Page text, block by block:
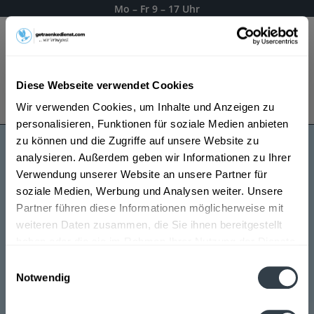
Diese Webseite verwendet Cookies
Wir verwenden Cookies, um Inhalte und Anzeigen zu
personalisieren, Funktionen für soziale Medien anbieten
zu können und die Zugriffe auf unsere Website zu
analysieren. Außerdem geben wir Informationen zu Ihrer
Verwendung unserer Website an unsere Partner für
soziale Medien, Werbung und Analysen weiter. Unsere
Partner führen diese Informationen möglicherweise mit
weiteren Daten zusammen, die Sie ihnen bereitgestellt
Notwendig
Mo – Fr 9 – 17 Uhr
Es gilt unsereDatenschutzerklärung
Pely